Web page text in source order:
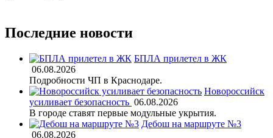
Последние новости
БПЛА прилетел в ЖК
06.08.2026
Подробности ЧП в Краснодаре.
Новороссийск
усиливает безопасность 06.08.2026
В городе ставят первые модульные укрытия.
Дебош на маршруте №3
06.08.2026